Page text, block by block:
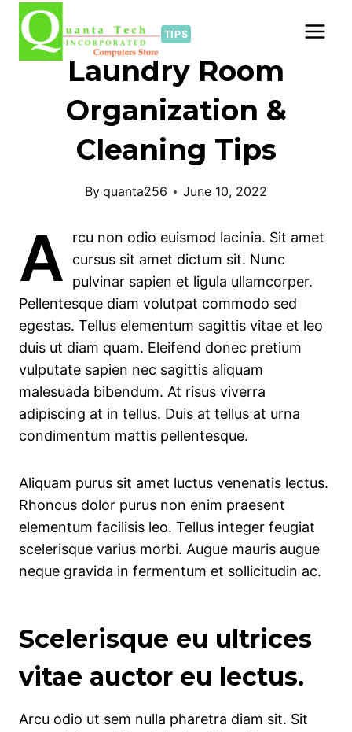
content
TIPS
Laundry Room
Organization &
Cleaning Tips
By quanta256 June 10, 2022
A
rcu non odio euismod lacinia. Sit amet
cursus sit amet dictum sit. Nunc
pulvinar sapien et ligula ullamcorper.
Pellentesque diam volutpat commodo sed
egestas. Tellus elementum sagittis vitae et leo
duis ut diam quam. Eleifend donec pretium
vulputate sapien nec sagittis aliquam
malesuada bibendum. At risus viverra
adipiscing at in tellus. Duis at tellus at urna
condimentum mattis pellentesque.
Aliquam purus sit amet luctus venenatis lectus.
Rhoncus dolor purus non enim praesent
elementum facilisis leo. Tellus integer feugiat
scelerisque varius morbi. Augue mauris augue
neque gravida in fermentum et sollicitudin ac.
Scelerisque eu ultrices
vitae auctor eu lectus.
Arcu odio ut sem nulla pharetra diam sit. Sit